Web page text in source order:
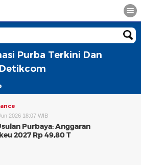
Purba Terkini Dan
2026 18:07 WIB
Purbaya: Anggaran
2027 Rp 49,80 T